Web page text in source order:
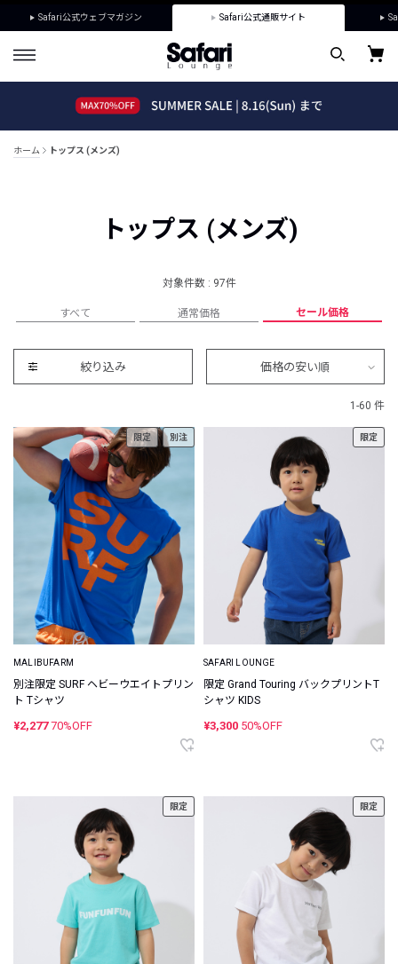
Safari公式ウェブマガジン Safari公式通販サイト
ホーム トップス (メンズ)
トップス (メンズ)
対象件数 : 97件
すべて 通常価格 セール価格
絞り込み 価格の安い順
1-60 件
限定 別注
MALIBUFARM
別注限定 SURF ヘビーウエイトプリン
ト Tシャツ
¥2,27770%OFF
限定
SAFARI LOUNGE
限定 Grand Touring バックプリントT
シャツ KIDS
¥3,300 50%OFF
限定 限定